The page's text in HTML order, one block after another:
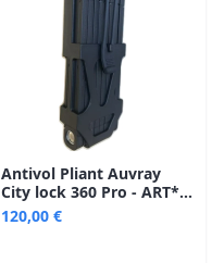
Antivol Pliant Auvray
City lock 360 Pro - ART**
- Avec support
120,00 €